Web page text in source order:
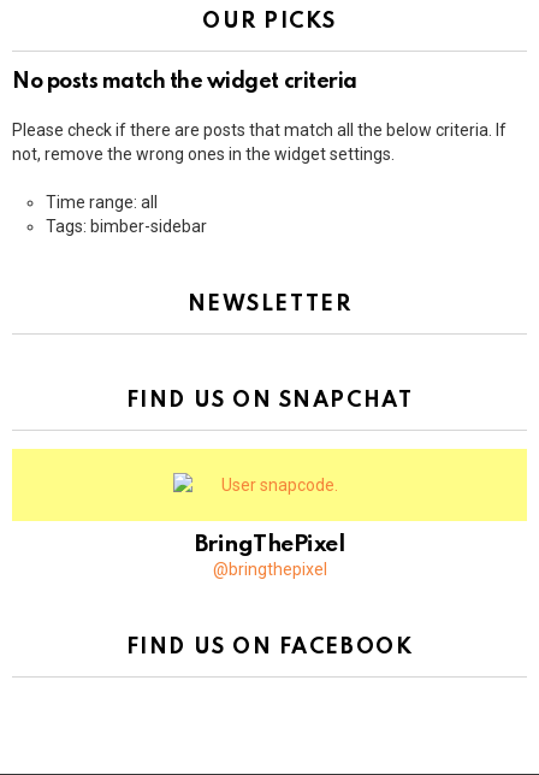
OUR PICKS
No posts match the widget criteria
Please check if there are posts that match all the below criteria. If
not, remove the wrong ones in the widget settings.
Time range: all
Tags: bimber-sidebar
NEWSLETTER
FIND US ON SNAPCHAT
BringThePixel
@bringthepixel
FIND US ON FACEBOOK